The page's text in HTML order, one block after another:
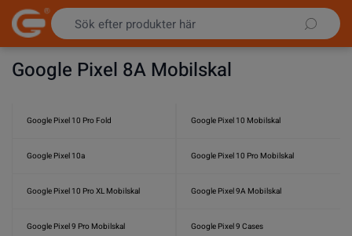
Hoppa till innehållet
Google Pixel 8A Mobilskal
Google Pixel 10 Pro Fold Google Pixel 10 Mobilskal
Google Pixel 10a Google Pixel 10 Pro Mobilskal
Google Pixel 10 Pro XL Mobilskal Google Pixel 9A Mobilskal
Google Pixel 9 Pro Mobilskal Google Pixel 9 Cases